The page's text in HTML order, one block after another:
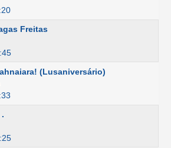
Freitas
(Lusaniversário)